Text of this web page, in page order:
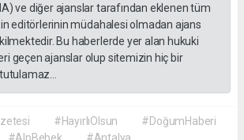
ve diğer ajanslar tarafından eklenen tüm
editörlerinin müdahalesi olmadan ajans
Bu haberlerde yer alan hukuki
geçen ajanslar olup sitemizin hiç bir
#HayırlıOlsun
#DoğumHaberi
#AlpBebek
#Antalya